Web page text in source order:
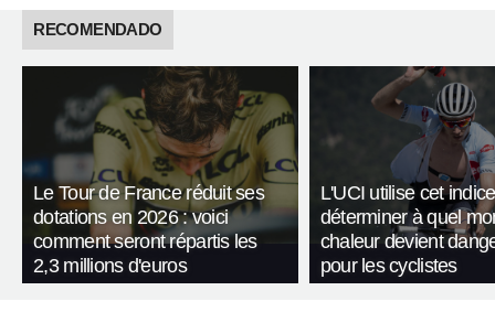
RECOMENDADO
Le Tour de France réduit ses
dotations en 2026 : voici
comment seront répartis les
2,3 millions d'euros
L'UCI utilise cet
déterminer à quel
chaleur devient
pour les cyclistes